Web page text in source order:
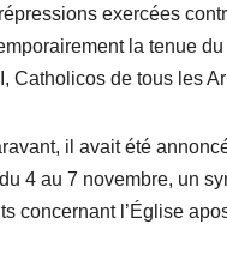
exercées
la tenue
Catholicos de tous les
il avait été
4 au 7 novembre, un
concernant l’Église